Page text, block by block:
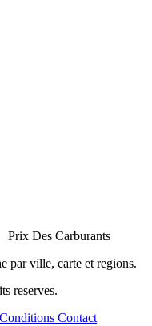
Prix Des Carburants
par ville, carte et regions.
reserves.
Conditions Contact